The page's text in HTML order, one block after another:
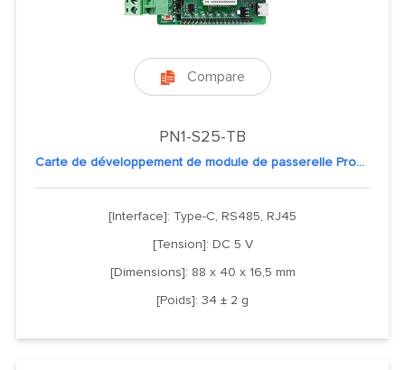
 Compare
PN1-S25-TB
Carte de développement de module de passerelle Profinet
[Interface]: Type-C, RS485, RJ45
[Tension]: DC 5 V
[Dimensions]: 88 x 40 x 16,5 mm
[Poids]: 34 ± 2 g